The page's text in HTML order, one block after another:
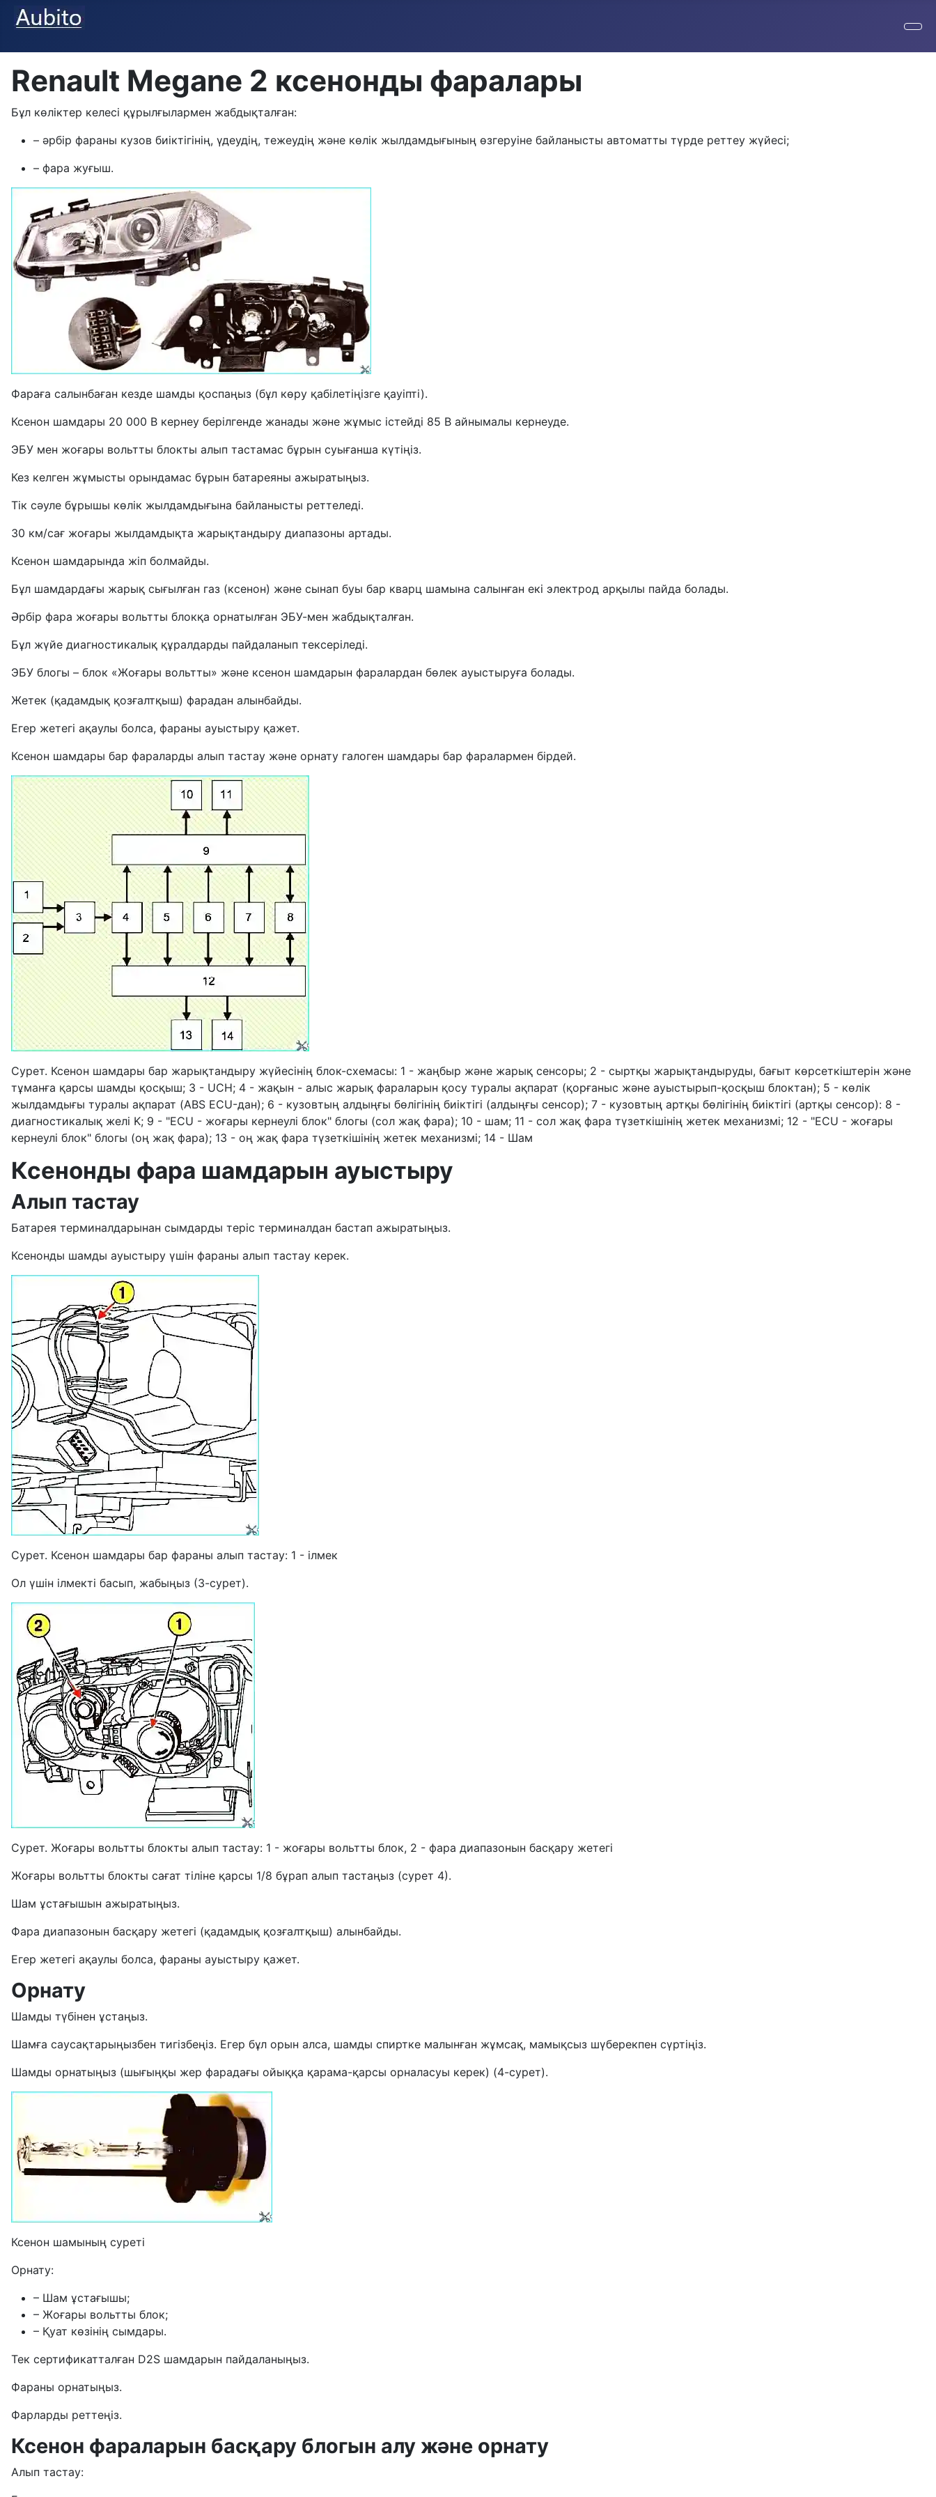
Renault Megane 2 ксенонды фаралары
Бұл көліктер келесі құрылғылармен жабдықталған:
– әрбір фараны кузов биіктігінің, үдеудің, тежеудің және көлік жылдамдығының өзгеруіне байланысты автоматты түрде реттеу жүйесі;
– фара жуғыш.
Фараға салынбаған кезде шамды қоспаңыз (бұл көру қабілетіңізге қауіпті).
Ксенон шамдары 20 000 В кернеу берілгенде жанады және жұмыс істейді 85 В айнымалы кернеуде.
ЭБУ мен жоғары вольтты блокты алып тастамас бұрын суығанша күтіңіз.
Кез келген жұмысты орындамас бұрын батареяны ажыратыңыз.
Тік сәуле бұрышы көлік жылдамдығына байланысты реттеледі.
30 км/сағ жоғары жылдамдықта жарықтандыру диапазоны артады.
Ксенон шамдарында жіп болмайды.
Бұл шамдардағы жарық сығылған газ (ксенон) және сынап буы бар кварц шамына салынған екі электрод арқылы пайда болады.
Әрбір фара жоғары вольтты блокқа орнатылған ЭБУ-мен жабдықталған.
Бұл жүйе диагностикалық құралдарды пайдаланып тексеріледі.
ЭБУ блогы – блок «Жоғары вольтты» және ксенон шамдарын фаралардан бөлек ауыстыруға болады.
Жетек (қадамдық қозғалтқыш) фарадан алынбайды.
Егер жетегі ақаулы болса, фараны ауыстыру қажет.
Ксенон шамдары бар фараларды алып тастау және орнату галоген шамдары бар фаралармен бірдей.
Сурет. Ксенон шамдары бар жарықтандыру жүйесінің блок-схемасы: 1 - жаңбыр және жарық сенсоры; 2 - сыртқы жарықтандыруды, бағыт көрсеткіштерін және
тұманға қарсы шамды қосқыш; 3 - UCH; 4 - жақын - алыс жарық фараларын қосу туралы ақпарат (қорғаныс және ауыстырып-қосқыш блоктан); 5 - көлік
жылдамдығы туралы ақпарат (ABS ECU-дан); 6 - кузовтың алдыңғы бөлігінің биіктігі (алдыңғы сенсор); 7 - кузовтың артқы бөлігінің биіктігі (артқы сенсор): 8 -
диагностикалық желі K; 9 - "ECU - жоғары кернеулі блок" блогы (сол жақ фара); 10 - шам; 11 - сол жақ фара түзеткішінің жетек механизмі; 12 - "ECU - жоғары
кернеулі блок" блогы (оң жақ фара); 13 - оң жақ фара түзеткішінің жетек механизмі; 14 - Шам
Ксенонды фара шамдарын ауыстыру
Алып тастау
Батарея терминалдарынан сымдарды теріс терминалдан бастап ажыратыңыз.
Ксенонды шамды ауыстыру үшін фараны алып тастау керек.
Сурет. Ксенон шамдары бар фараны алып тастау: 1 - ілмек
Ол үшін ілмекті басып, жабыңыз (3-сурет).
Сурет. Жоғары вольтты блокты алып тастау: 1 - жоғары вольтты блок, 2 - фара диапазонын басқару жетегі
Жоғары вольтты блокты сағат тіліне қарсы 1/8 бұрап алып тастаңыз (сурет 4).
Шам ұстағышын ажыратыңыз.
Фара диапазонын басқару жетегі (қадамдық қозғалтқыш) алынбайды.
Егер жетегі ақаулы болса, фараны ауыстыру қажет.
Орнату
Шамды түбінен ұстаңыз.
Шамға саусақтарыңызбен тигізбеңіз. Егер бұл орын алса, шамды спиртке малынған жұмсақ, мамықсыз шүберекпен сүртіңіз.
Шамды орнатыңыз (шығыңқы жер фарадағы ойыққа қарама-қарсы орналасуы керек) (4-сурет).
Ксенон шамының суреті
Орнату:
– Шам ұстағышы;
– Жоғары вольтты блок;
– Қуат көзінің сымдары.
Тек сертификатталған D2S шамдарын пайдаланыңыз.
Фараны орнатыңыз.
Фарларды реттеңіз.
Ксенон фараларын басқару блогын алу және орнату
Алып тастау: